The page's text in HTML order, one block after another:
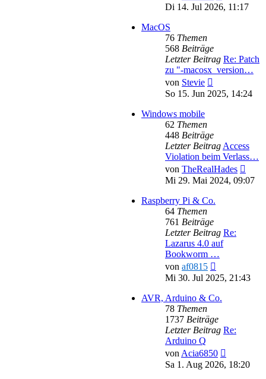
Beitrag
Di 14. Jul 2026, 11:17
MacOS
76 Themen
568 Beiträge
Letzter Beitrag Re: Patch
zu "-macosx_version…
von Stevie
Beitrag
So 15. Jun 2025, 14:24
Windows mobile
62 Themen
448 Beiträge
Letzter BeitragAccess
Violation beim Verlass…
von TheRealHades
Mi 29. Mai 2024, 09:07
Raspberry Pi & Co.
64 Themen
761 Beiträge
Letzter Beitrag Re:
Lazarus 4.0 auf
Bookworm …
von af0815
Beitrag
Mi 30. Jul 2025, 21:43
AVR, Arduino & Co.
78 Themen
1737 Beiträge
Letzter Beitrag Re:
Arduino Q
vonAcia6850
Beitrag
Sa 1. Aug 2026, 18:20